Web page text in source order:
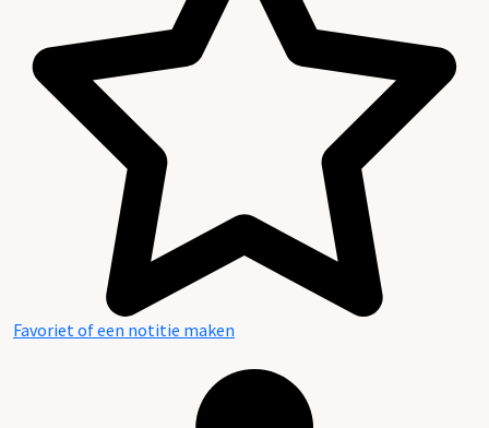
Favoriet of een notitie maken